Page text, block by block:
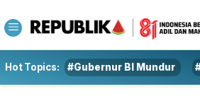
Hot Topics: #Gubernur BI Mundur